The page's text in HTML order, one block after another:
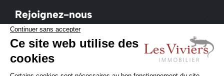
Rejoignez-nous